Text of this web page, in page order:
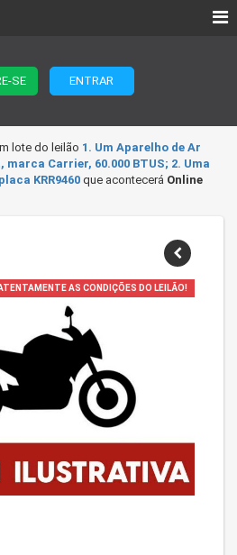
SE ENTRAR
lote do leilão 1. Um Aparelho de Ar
Carrier, 60.000 BTUS; 2. Uma
KRR9460 que acontecerá Online
AS CONDIÇÕES DO LEILÃO!